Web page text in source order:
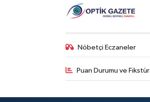
Nöbetçi Eczaneler
Puan Durumu ve Fikstür